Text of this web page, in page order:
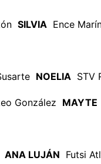
SILVIA Ence
NOELIA STV
González MAYTE
ANA LUJÁN Futsi